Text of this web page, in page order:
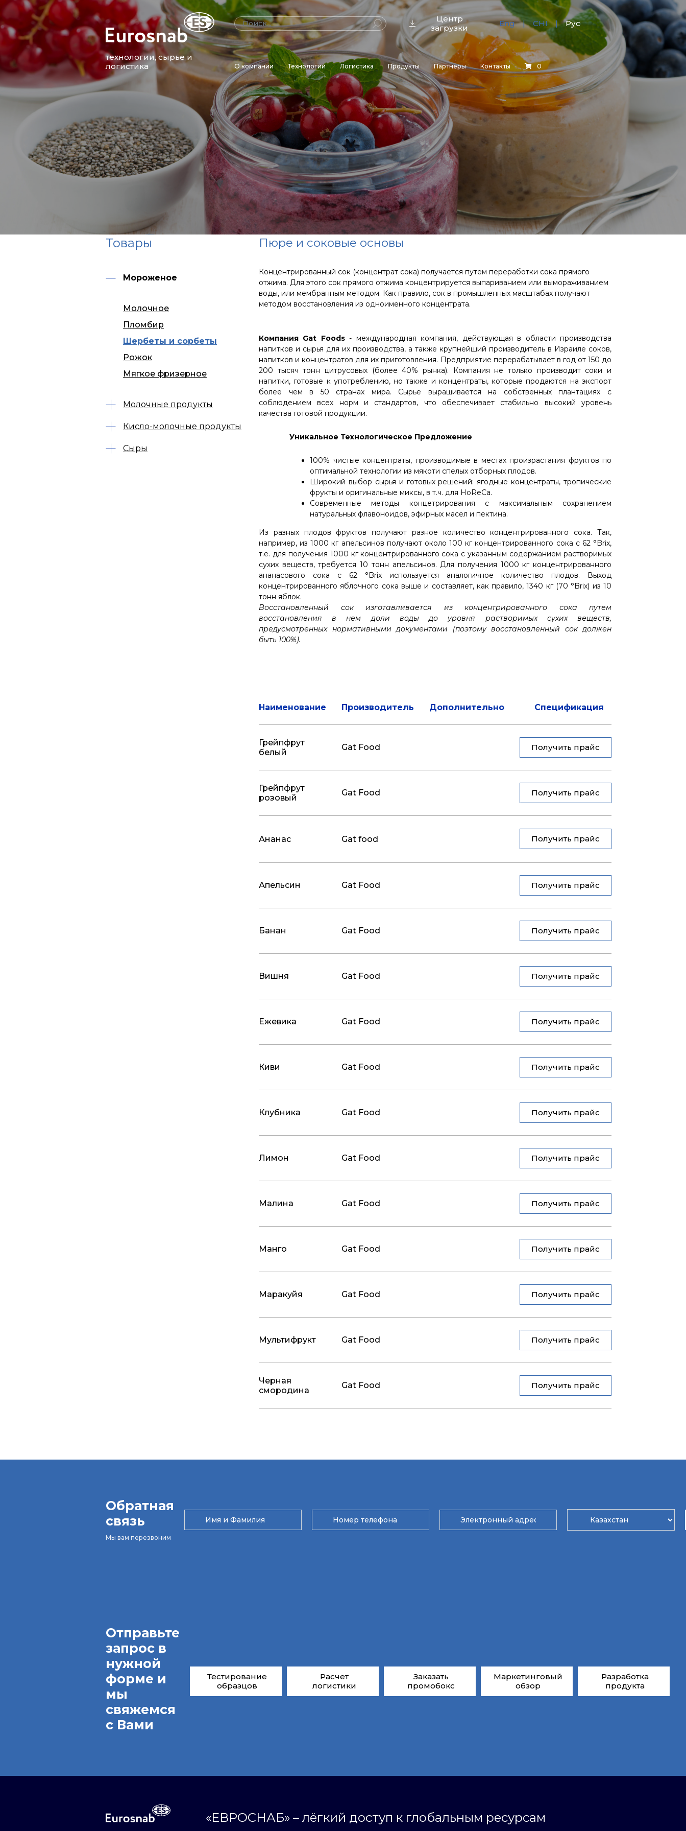
технологии, сырье и
логистика
Центр
загрузки
Eng CHI Рус
О компании Технологии Логистика Продукты Партнеры Контакты 0
Товары
Мороженое
Молочное
Пломбир
Шербеты и сорбеты
Рожок
Мягкое фризерное
Молочные продукты
Кисло-молочные продукты
Сыры
Пюре и соковые основы
Концентрированный сок (концентрат сока) получается путем переработки сока прямого
отжима. Для этого сок прямого отжима концентрируется выпариванием или вымораживанием
воды, или мембранным методом. Как правило, сок в промышленных масштабах получают
методом восстановления из одноименного концентрата.
Компания Gat Foods- международная компания, действующая в области производства
напитков и сырья для их производства, а также крупнейший производитель в Израиле соков,
напитков и концентратов для их приготовления. Предприятие перерабатывает в год от 150 до
200 тысяч тонн цитрусовых (более 40% рынка). Компания не только производит соки и
напитки, готовые к употреблению, но также и концентраты, которые продаются на экспорт
более чем в 50 странах мира. Сырье выращивается на собственных плантациях с
соблюдением всех норм и стандартов, что обеспечивает стабильно высокий уровень
качества готовой продукции.
Уникальное Технологическое Предложение
100% чистые концентраты, производимые в местах произрастания фруктов по
оптимальной технологии из мякоти спелых отборных плодов.
Широкий выбор сырья и готовых решений: ягодные концентраты, тропические
фрукты и оригинальные миксы, в т.ч. для HoReCa.
Современные методы концетрирования с максимальным сохранением
натуральных флавоноидов, эфирных масел и пектина.
Из разных плодов фруктов получают разное количество концентрированного сока. Так,
например, из 1000 кг апельсинов получают около 100 кг концентрированного сока с 62 °Brix,
т.е. для получения 1000 кг концентрированного сока с указанным содержанием растворимых
сухих веществ, требуется 10 тонн апельсинов. Для получения 1000 кг концентрированного
ананасового сока с 62 °Brix используется аналогичное количество плодов. Выход
концентрированного яблочного сока выше и составляет, как правило, 1340 кг (70 °Brix) из 10
тонн яблок.
Восстановленный сок изготавливается из концентрированного сока путем
восстановления в нем доли воды до уровня растворимых сухих веществ,
предусмотренных нормативными документами (поэтому восстановленный сок должен
быть 100%).
Наименование Производитель Дополнительно Спецификация
Грейпфрут
белый
Gat Food Получить прайс
Грейпфрут
розовый
Gat Food Получить прайс
Ананас Gat food Получить прайс
Апельсин Gat Food Получить прайс
Банан Gat Food Получить прайс
Вишня Gat Food Получить прайс
Ежевика Gat Food Получить прайс
Киви Gat Food Получить прайс
Клубника Gat Food Получить прайс
Лимон Gat Food Получить прайс
Малина Gat Food Получить прайс
Манго Gat Food Получить прайс
Маракуйя Gat Food Получить прайс
Мультифрукт Gat Food Получить прайс
Черная
смородина
Gat Food Получить прайс
Обратная
связь
Мы вам перезвоним
Отправьте
запрос в
нужной
форме и
мы
свяжемся
с Вами
Тестирование
образцов
Расчет
логистики
Заказать
промобокс
Маркетинговый
обзор
Разработка
продукта
«ЕВРОСНАБ» – лёгкий доступ к глобальным ресурсам